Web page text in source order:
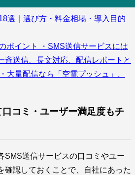
選｜選び方・料金相場・導入目的
ポイント ・SMS送信サービスには
斉送信、長文対応、配信レポートと
大量配信なら「空電プッシュ」、
コミ・ユーザー満足度もチ
SMS送信サービスの口コミやユー
確認しておくことで、自社にあった